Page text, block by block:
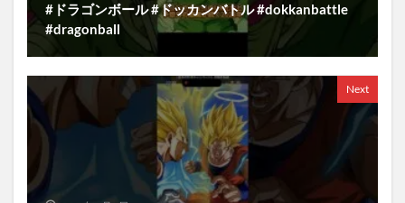
#ドラゴンボール #ドッカンバトル #dokkanbattle
#dragonball
Next